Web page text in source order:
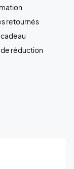
retournés
réduction